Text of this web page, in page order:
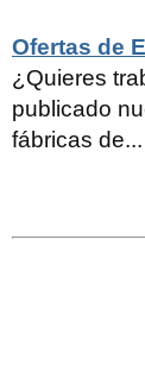
Ofertas de
¿Quieres
publicado
fábricas de...